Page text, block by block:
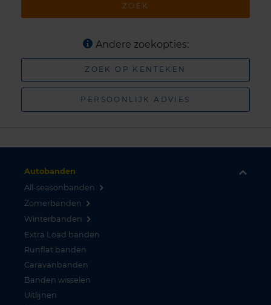
ZOEK
Andere zoekopties:
ZOEK OP KENTEKEN
PERSOONLIJK ADVIES
Autobanden
All-seasonbanden
Zomerbanden
Winterbanden
Extra Load banden
Runflat banden
Caravanbanden
Banden wisselen
Uitlijnen